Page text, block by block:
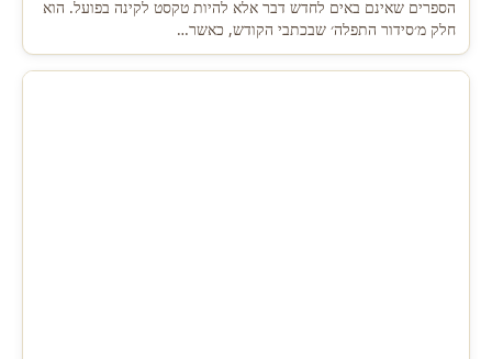
הספרים שאינם באים לחדש דבר אלא להיות טקסט לקינה בפועל. הוא
חלק מ׳סידור התפלה׳ שבכתבי הקודש, כאשר…